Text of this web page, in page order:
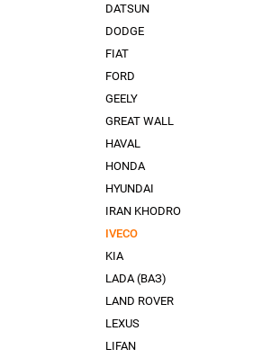
DATSUN
DODGE
FIAT
FORD
GEELY
GREAT WALL
HAVAL
HONDA
HYUNDAI
IRAN KHODRO
IVECO
KIA
LADA (ВАЗ)
LAND ROVER
LEXUS
LIFAN